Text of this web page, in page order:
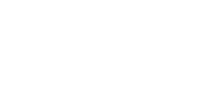
ります